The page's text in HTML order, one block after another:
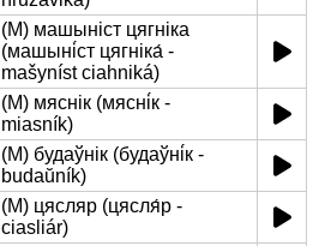
(M) машыніст цягніка
(машыні́ст цягніка́ -
mašyníst ciahniká)
(M) мяснік (мясні́к -
miasník)
(M) будаўнік (будаўні́к -
budaŭník)
(M) цясляр (цясля́р -
ciasliár)